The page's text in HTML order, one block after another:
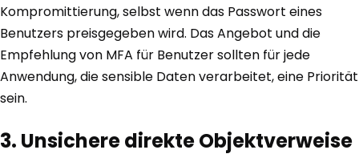
Kompromittierung, selbst wenn das Passwort eines
Benutzers preisgegeben wird. Das Angebot und die
Empfehlung von MFA für Benutzer sollten für jede
Anwendung, die sensible Daten verarbeitet, eine Priorität
sein.
3. Unsichere direkte Objektverweise